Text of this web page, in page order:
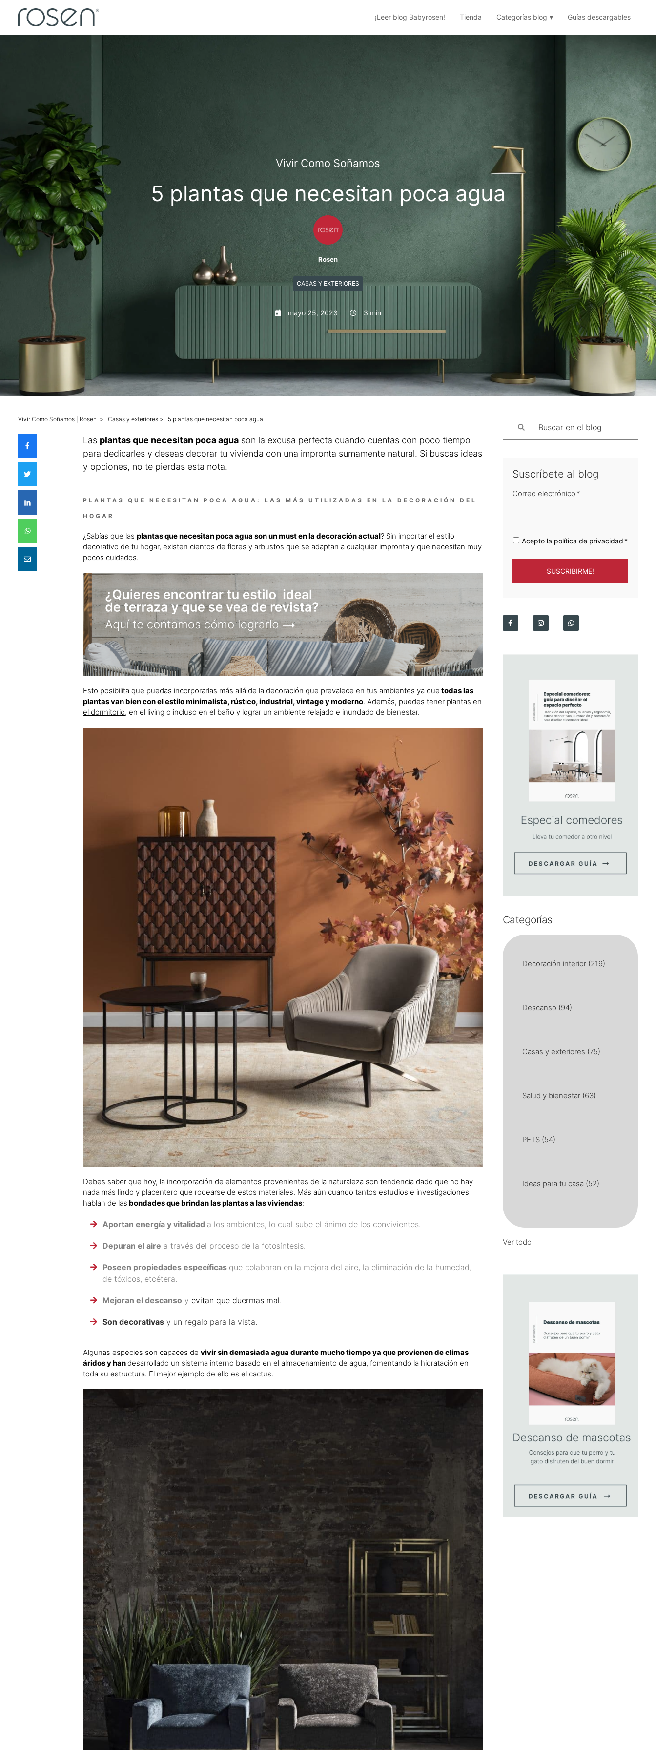
¡Leer blog Babyrosen! Tienda Categorías blog Guías descargables
Vivir Como Soñamos
5 plantas que necesitan poca agua
Rosen
CASAS Y EXTERIORES
mayo 25, 2023 3 min
Vivir Como Soñamos | Rosen > Casas y exteriores > 5 plantas que necesitan poca agua
Las plantas que necesitan poca agua son la excusa perfecta cuando cuentas con poco tiempo
para dedicarles y deseas decorar tu vivienda con una impronta sumamente natural. Si buscas ideas
y opciones, no te pierdas esta nota.
PLANTAS QUE NECESITAN POCA AGUA: LAS MÁS UTILIZADAS EN LA DECORACIÓN DEL
HOGAR
¿Sabías que lasplantas que necesitan poca agua son un must en la decoración actual? Sin importar el estilo
decorativo de tu hogar, existen cientos de flores y arbustos que se adaptan a cualquier impronta y que necesitan muy
pocos cuidados.
Esto posibilita que puedas incorporarlas más allá de la decoración que prevalece en tus ambientes ya que todas las
plantas van bien con el estilo minimalista, rústico, industrial, vintage y moderno. Además, puedes tener plantas en
el dormitorio, en el living o incluso en el baño y lograr un ambiente relajado e inundado de bienestar.
Debes saber que hoy, la incorporación de elementos provenientes de la naturaleza son tendencia dado que no hay
nada más lindo y placentero que rodearse de estos materiales. Más aún cuando tantos estudios e investigaciones
hablan de las bondades que brindan las plantas a las viviendas:
Aportan energía y vitalidad a los ambientes, lo cual sube el ánimo de los convivientes.
Depuran el aire a través del proceso de la fotosíntesis.
Poseen propiedades específicas que colaboran en la mejora del aire, la eliminación de la humedad,
de tóxicos, etcétera.
Mejoran el descanso y evitan que duermas mal.
Son decorativas y un regalo para la vista.
Algunas especies son capaces devivir sin demasiada agua durante mucho tiempo ya que provienen de climas
áridos y handesarrollado un sistema interno basado en el almacenamiento de agua, fomentando la hidratación en
toda su estructura. El mejor ejemplo de ello es el cactus.
Suscríbete al blog
Correo electrónico *
Acepto la política de privacidad *
Categorías
Decoración interior (219)
Descanso (94)
Casas y exteriores (75)
Salud y bienestar (63)
PETS (54)
Ideas para tu casa (52)
Ver todo